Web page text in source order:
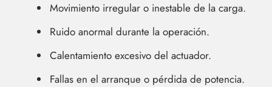
Movimiento irregular o inestable de la carga.
Ruido anormal durante la operación.
Calentamiento excesivo del actuador.
Fallas en el arranque o pérdida de potencia.